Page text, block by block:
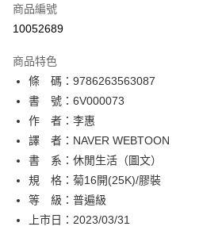
超商取貨付款
相關說明
【關於「AFTEE先享後付」】
AFTEE先享後付是「在收到商品之後才付款
便利好安心！
１．簡單：不需註冊會員、不需綁卡、不需
２．便利：只要手機號碼，簡訊認證，即可
３．安心：先確認商品／服務後，再付款。
【「AFTEE先享後付」結帳流程】
１．於結帳方式選擇「AFTEE先享後付」後
結帳頁面，進行簡訊認證並確認金額後，即
２．訂單成立數日內，您將收到繳費通知簡
ATM付款
運送方式
全家取貨付款
每筆NT$80，滿NT$500(含以上)免運費
付款後全家取貨
商品編號
10052689
商品特色
條 碼：9786263563087
書 號：6V000073
作 者：李惠
譯 者：NAVER WEBTOON
書 系：休閒生活（圖文）
規 格：菊16開(25K)/膠裝
等 級：普遍級
上市日：2023/03/31